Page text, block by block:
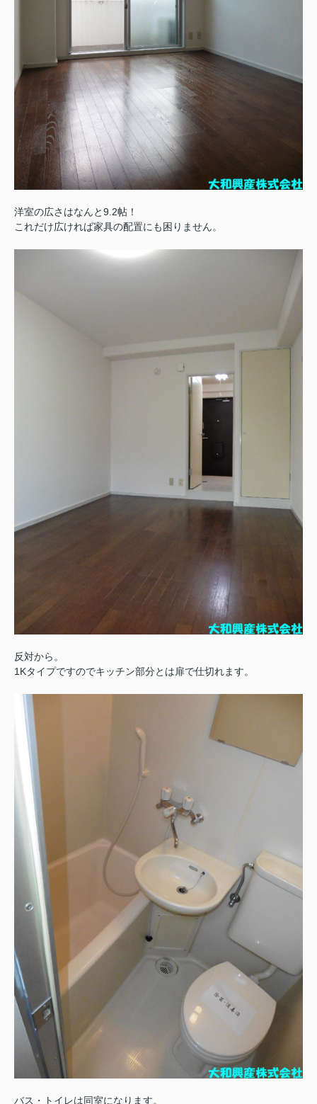
洋室の広さはなんと9.2帖！
これだけ広ければ家具の配置にも困りません。
反対から。
1Kタイプですのでキッチン部分とは扉で仕切れます。
バス・トイレは同室になります。